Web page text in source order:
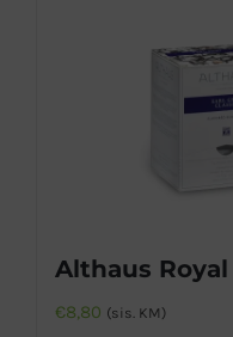
€8,80 (sis. KM)